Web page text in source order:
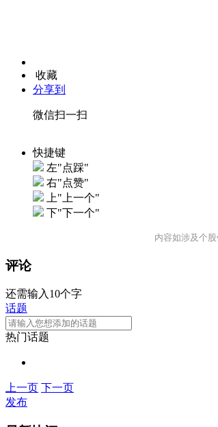
收藏
分享到
微信扫一扫
快捷键
左"点踩"
右"点赞"
上"上一个"
下"下一个"
内容如涉及个
评论
还需输入10个字
话题
热门话题
上一页 下一页
发布